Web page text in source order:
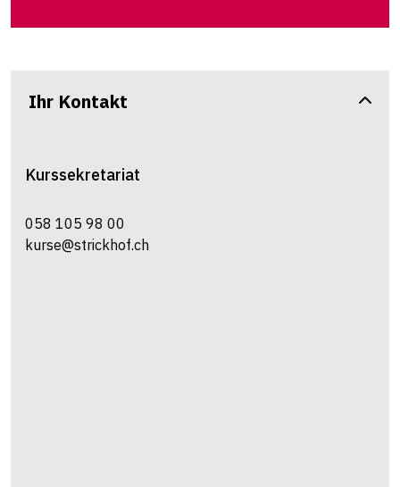
Ihr Kontakt
Kurssekretariat
058 105 98 00
kurse@strickhof.ch